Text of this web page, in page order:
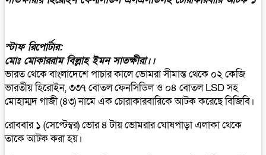
স্টাফ রিপোর্টার:
মোঃ মোকাররাম বিল্লাহ ইমন সাতক্ষীরা।।
ভারত থেকে বাংলাদেশে পাচার কালে ভোমরা সীমান্ত থেকে ০২ কেজি
ভারতীয় হিরোইন, ৩৩৭ বোতল ফেনসিডিল ও ০৪ বোতল LSD সহ
মোহাম্মদ গাজী (৪৩) নামে এক চোরাকারবারিকে আটক করেছে বিজিবি।
রোববার ১ (সেপ্টেম্বর) ভোর ৪ টায় ভোমরার ঘোষপাড়া এলাকা থেকে
তাকে আটক করা হয়।